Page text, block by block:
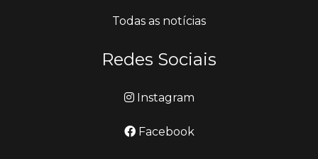
Todas as notícias
Redes Sociais
Instagram
Facebook